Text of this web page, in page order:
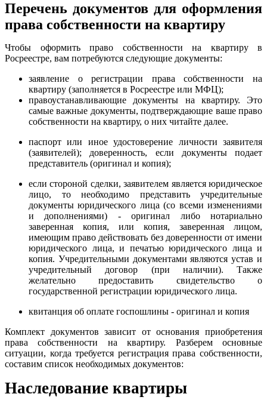
Перечень документов для оформления
права собственности на квартиру
Чтобы оформить право собственности на квартиру в
Росреестре, вам потребуются следующие документы:
заявление о регистрации права собственности на
квартиру (заполняется в Росреестре или МФЦ);
правоустанавливающие документы на квартиру. Это
самые важные документы, подтверждающие ваше право
собственности на квартиру, о них читайте далее.
паспорт или иное удостоверение личности заявителя
(заявителей); доверенность, если документы подает
представитель (оригинал и копия);
если стороной сделки, заявителем является юридическое
лицо, то необходимо представить учредительные
документы юридического лица (со всеми изменениями
и дополнениями) - оригинал либо нотариально
заверенная копия, или копия, заверенная лицом,
имеющим право действовать без доверенности от имени
юридического лица, и печатью юридического лица и
копия. Учредительными документами являются устав и
учредительный договор (при наличии). Также
желательно предоставить свидетельство о
государственной регистрации юридического лица.
квитанция об оплате госпошлины - оригинал и копия
Комплект документов зависит от основания приобретения
права собственности на квартиру. Разберем основные
ситуации, когда требуется регистрация права собственности,
составим список необходимых документов:
Наследование квартиры